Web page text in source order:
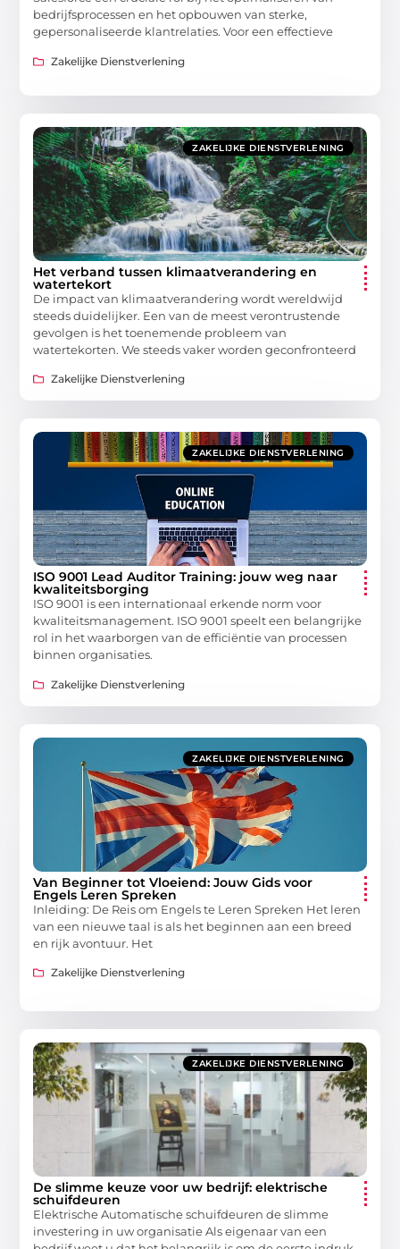
bedrijfsprocessen en het opbouwen van sterke,
gepersonaliseerde klantrelaties. Voor een effectieve
Zakelijke Dienstverlening
ZAKELIJKE DIENSTVERLENING
Het verband tussen klimaatverandering en
watertekort
De impact van klimaatverandering wordt wereldwijd
steeds duidelijker. Een van de meest verontrustende
gevolgen is het toenemende probleem van
watertekorten. We steeds vaker worden geconfronteerd
Zakelijke Dienstverlening
ZAKELIJKE DIENSTVERLENING
ISO 9001 Lead Auditor Training: jouw weg naar
kwaliteitsborging
ISO 9001 is een internationaal erkende norm voor
kwaliteitsmanagement. ISO 9001 speelt een belangrijke
rol in het waarborgen van de efficiëntie van processen
binnen organisaties.
Zakelijke Dienstverlening
ZAKELIJKE DIENSTVERLENING
Van Beginner tot Vloeiend: Jouw Gids voor
Engels Leren Spreken
Inleiding: De Reis om Engels te Leren Spreken Het leren
van een nieuwe taal is als het beginnen aan een breed
en rijk avontuur. Het
Zakelijke Dienstverlening
ZAKELIJKE DIENSTVERLENING
De slimme keuze voor uw bedrijf: elektrische
schuifdeuren
Elektrische Automatische schuifdeuren de slimme
investering in uw organisatie Als eigenaar van een